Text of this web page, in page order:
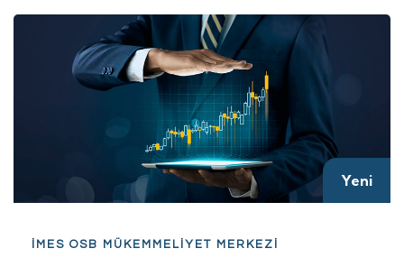
Yeni
İMES OSB MÜKEMMELİYET MERKEZİ